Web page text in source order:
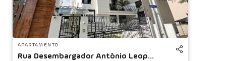
APARTAMENTO
Rua Desembargador Antônio Leop...